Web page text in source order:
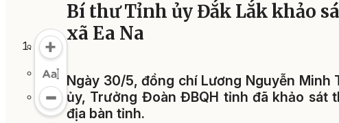
Bí thư Tỉnh ủy Đắk Lắk khảo
xã Ea Na
Ngày 30/5, đồng chí Lương Nguyễn
ủy, Trưởng Đoàn ĐBQH tỉnh đã khảo
địa bàn tỉnh.